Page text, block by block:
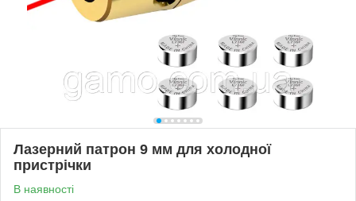
Лазерний патрон 9 мм для холодної
пристрічки
В наявності